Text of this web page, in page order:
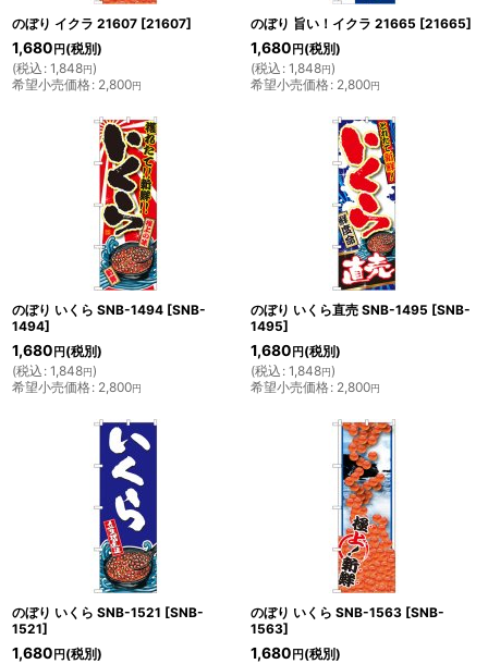
のぼり イクラ 21607 [21607]
1,680 円 (税別)
(税込 : 1,848円)
希望小売価格: 2,800円
のぼり 旨い！イクラ 21665 [21665]
1,680 円 (税別)
(税込 : 1,848円)
希望小売価格: 2,800円
のぼり いくら SNB-1494 [SNB-
1494]
1,680 円 (税別)
(税込 : 1,848円)
希望小売価格: 2,800円
のぼり いくら直売 SNB-1495 [SNB-
1495]
1,680 円 (税別)
(税込 : 1,848円)
希望小売価格: 2,800円
のぼり いくら SNB-1521 [SNB-
1521]
1,680 円 (税別)
のぼり いくら SNB-1563 [SNB-
1563]
1,680 円 (税別)